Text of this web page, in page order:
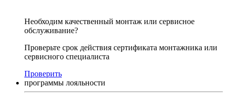
Необходим качественный монтаж или сервисное
обслуживание?
Проверьте срок действия сертификата монтажника или
сервисного специалиста
Проверить
программы лояльности